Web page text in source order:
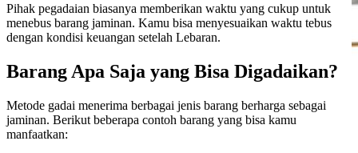
Pihak pegadaian biasanya memberikan waktu yang cukup untuk
menebus barang jaminan. Kamu bisa menyesuaikan waktu tebus
dengan kondisi keuangan setelah Lebaran.
Barang Apa Saja yang Bisa Digadaikan?
Metode gadai menerima berbagai jenis barang berharga sebagai
jaminan. Berikut beberapa contoh barang yang bisa kamu
manfaatkan: